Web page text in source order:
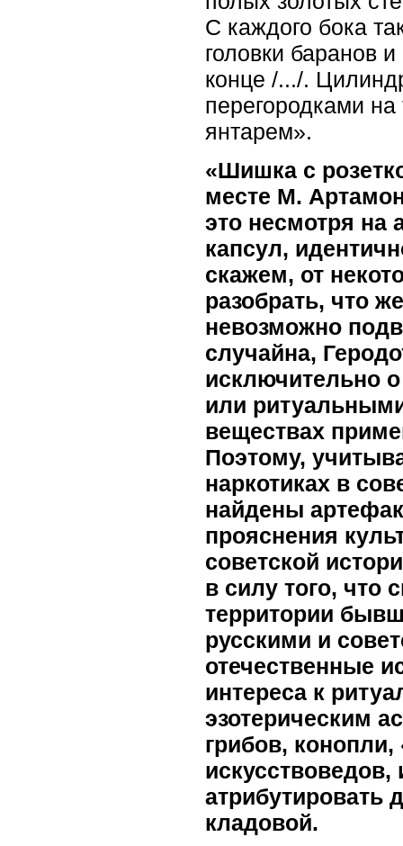
С каждого бока
головки баранов
конце /.../.
перегородками на
янтарем».
«Шишка с
месте М.
это несмотря на
капсул,
скажем, от
разобрать, что
невозможно
случайна,
исключительно
или
веществах
Поэтому,
наркотиках в
найдены
прояснения
советской
в силу того, что
территории
русскими и
отечественные
интереса к
эзотерическим
грибов,
атрибутировать
кладовой.